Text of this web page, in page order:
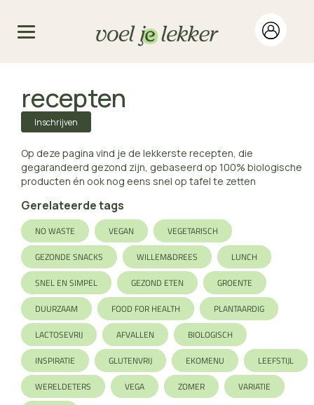
recepten
Inschrijven
Op deze pagina vind je de lekkerste recepten, die
gegarandeerd gezond zijn, gebaseerd op 100% biologische
producten én ook nog eens snel op tafel te zetten
Gerelateerde tags
NO WASTE VEGAN
VEGETARISCH
GEZONDE SNACKS
WILLEM&DREES
LUNCH
SNEL EN SIMPEL
GEZOND ETEN
GROENTE
DUURZAAM
FOOD FOR HEALTH
PLANTAARDIG
LACTOSEVRIJ
AFVALLEN
BIOLOGISCH
INSPIRATIE
GLUTENVRIJ EKOMENU
LEEFSTIJL
WERELDETERS
VEGA ZOMER
VARIATIE